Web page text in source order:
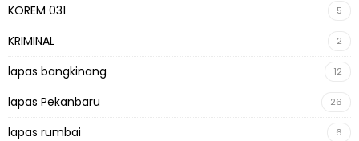
KOREM 031 5
KRIMINAL 2
lapas bangkinang 12
lapas Pekanbaru 26
lapas rumbai 6